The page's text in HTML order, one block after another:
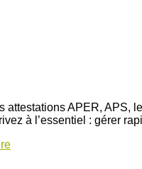
APER,
à l’essentiel : gérer